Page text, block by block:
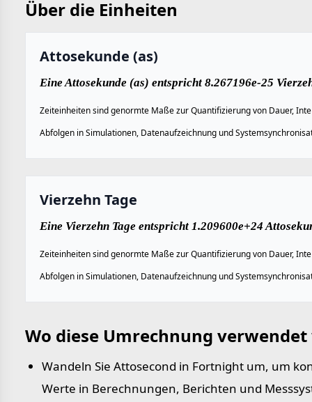
Über die Einheiten
Attosekunde (as)
Eine Attosekunde (as) entspricht 8.267196e-25
Zeiteinheiten sind genormte Maße zur Quantifizierung von Dauer,
Abfolgen in Simulationen, Datenaufzeichnung und
Vierzehn Tage
Eine Vierzehn Tage entspricht 1.209600e+24
Zeiteinheiten sind genormte Maße zur Quantifizierung von Dauer,
Abfolgen in Simulationen, Datenaufzeichnung und
Wo diese Umrechnung
Wandeln Sie Attosecond in Fortnight um, um
Werte in Berechnungen, Berichten und